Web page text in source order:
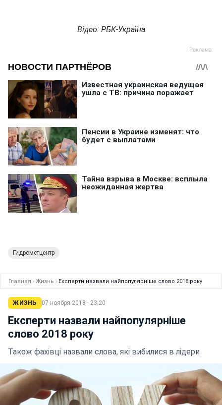
Відео: РБК-Україна
Гидрометцентр
Главная › Жизнь › Експерти назвали найпопулярніше слово 2018 року
ЖИЗНЬ 07 ноября 2018 · 23:20
Експерти назвали найпопулярніше
слово 2018 року
Також фахівці назвали слова, які вибилися в лідери